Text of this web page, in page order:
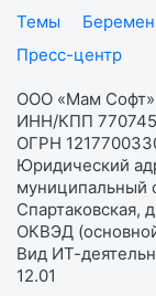
Темы
Пресс-центр
ООО «Мам Софт»
ИНН/КПП
ОГРН
Юридический
муниципальный
Спартаковская,
ОКВЭД
Вид ИТ-
12.01